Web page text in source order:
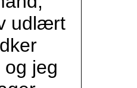
udlært
og jeg